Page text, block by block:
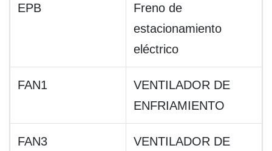
EPB
Freno de
estacionamiento
eléctrico
FAN1
VENTILADOR DE
ENFRIAMIENTO
FAN3
VENTILADOR DE